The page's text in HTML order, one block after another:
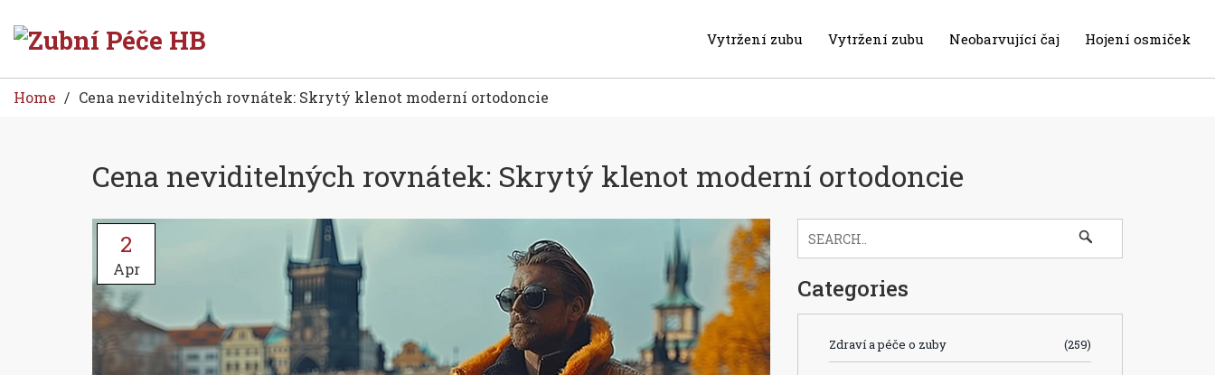
Vytržení zubu Vytržení zubu Neobarvující čaj Hojení osmiček
Home Cena neviditelných rovnátek: Skrytý klenot moderní ortodoncie
Cena neviditelných rovnátek: Skrytý klenot moderní ortodoncie
2
Apr
Categories
Zdraví a péče o zuby (259)